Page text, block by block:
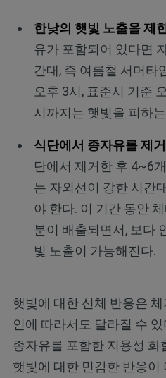
한낮의 햇빛 노출을 제
유가 포함되어 있다면
간대, 즉 여름철 서머타
오후 3시, 표준시 기준
시까지는 햇빛을 피하
식단에서 종자유를 제
단에서 제거한 후 4~6
는 자외선이 강한 시간
야 한다. 이 기간 동안
분이 배출되면서, 보다
빛 노출이 가능해진다.
햇빛에 대한 신체 반응은
인에 따라서도 달라질 수
종자유를 포함한 지용성 화
햇빛에 대한 민감한 반응이